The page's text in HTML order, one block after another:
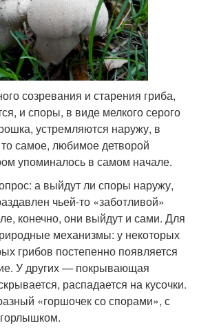
созревания и старения гриба,
и споры, в виде мелкого серого
устремляются наружу, в
самое, любимое детворой
упоминалось в самом начале.
а выйдут ли споры наружу,
чьей-то «заботливой»
конечно, они выйдут и сами. Для
механизмы: у некоторых
грибов постепенно появляется
У других — покрывающая
распадается на кусочки.
«горшочек со спорами», с